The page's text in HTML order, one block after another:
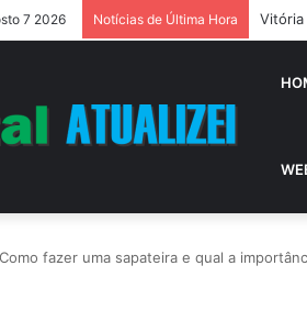
7 2026 Notícias de Última Hora
Como fazer uma sapateira e qual a